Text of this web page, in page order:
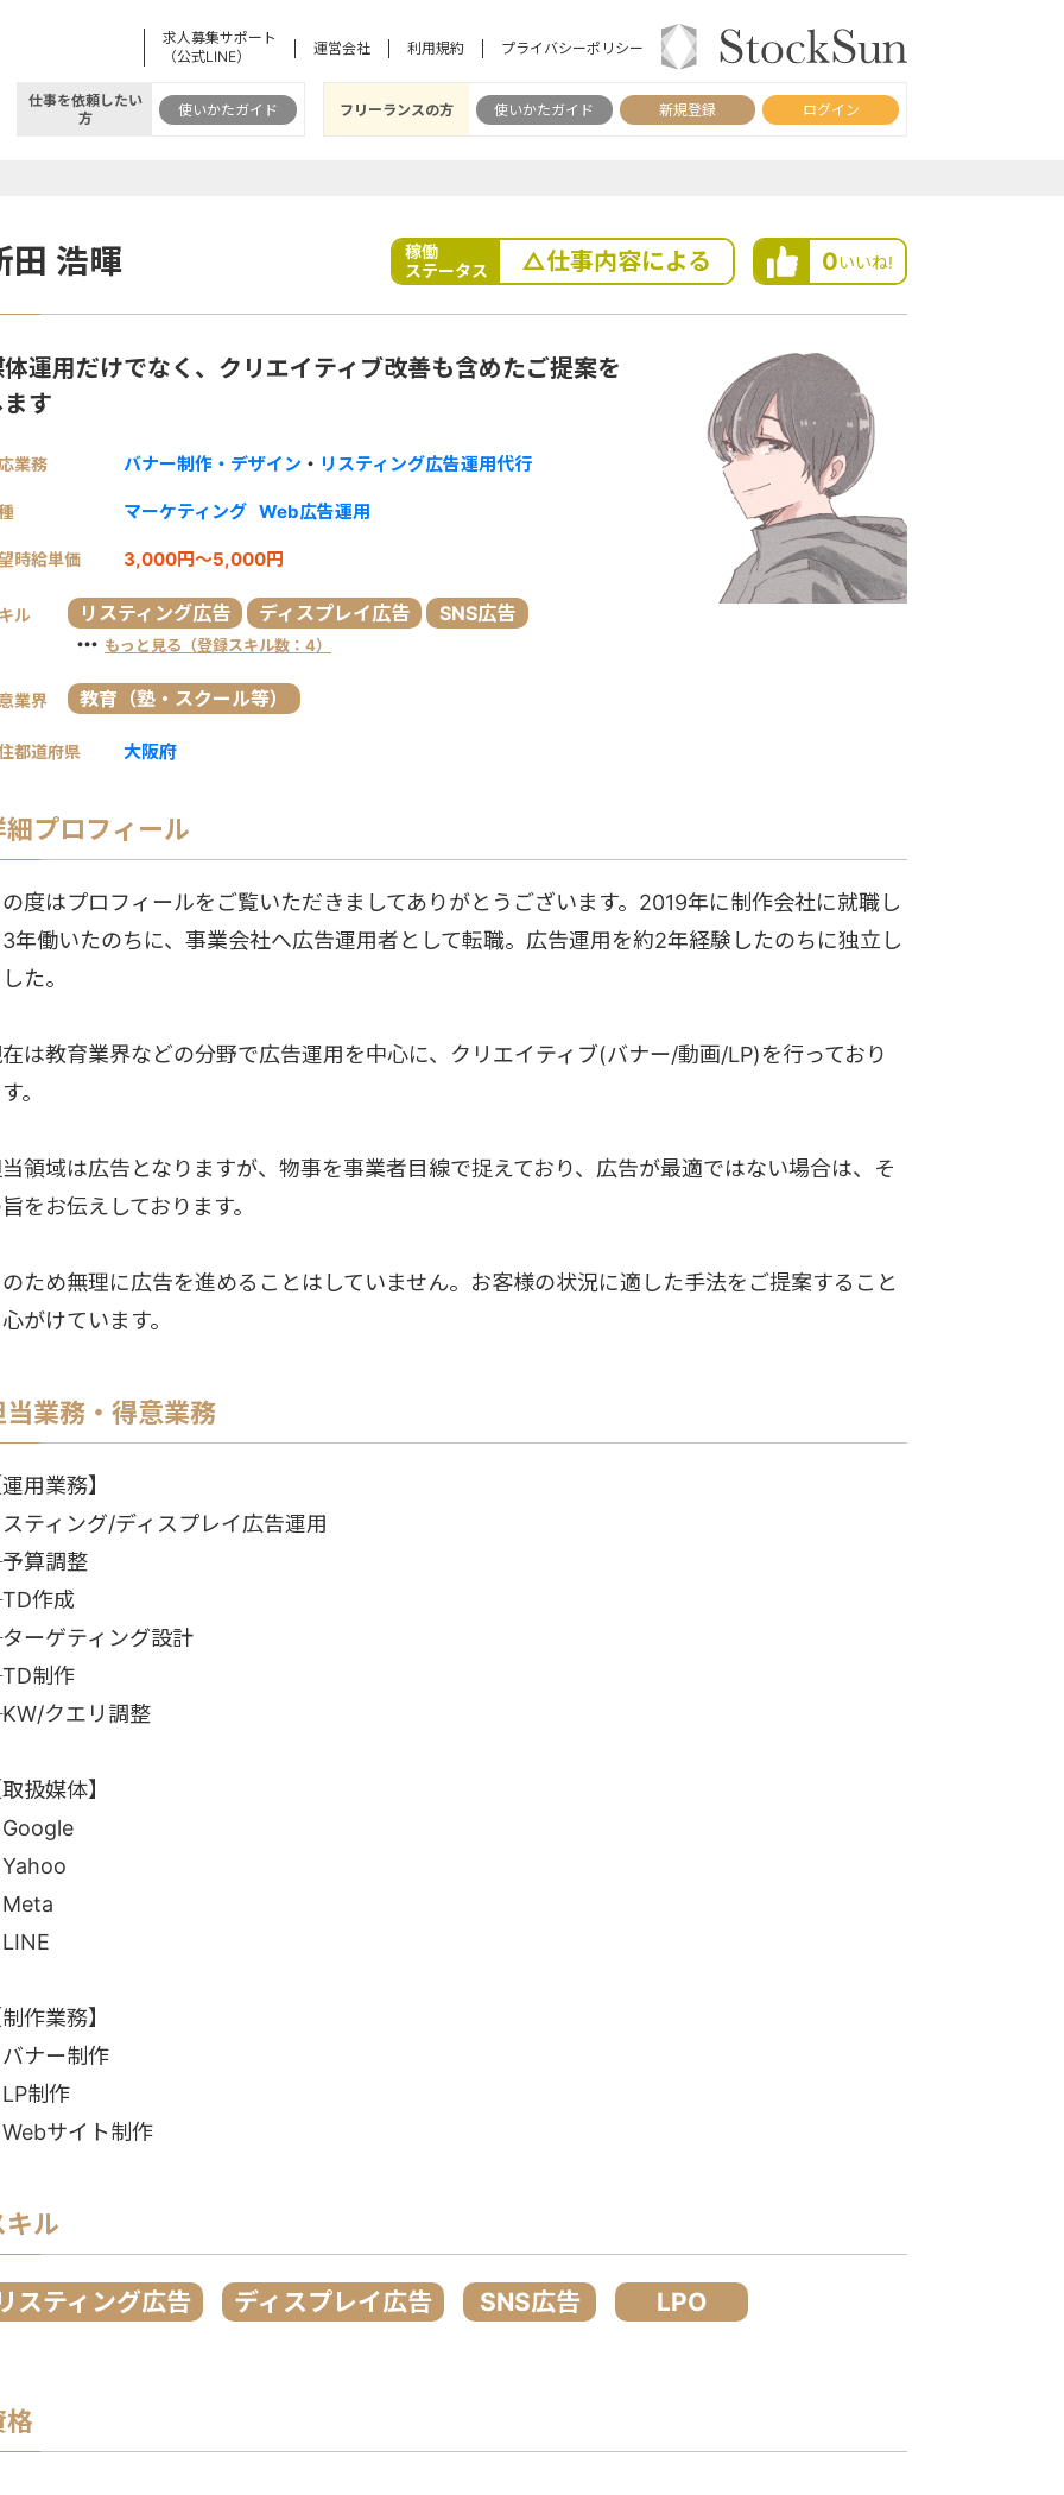
求人募集サポート
（公式LINE）
運営会社 利用規約 プライバシーポリシー
仕事を依頼したい
方
使いかたガイド フリーランスの方 使いかたガイド 新規登録 ログイン
田 浩暉
稼働
ステータス
△仕事内容による 0いいね!
運用だけでなく、クリエイティブ改善も含めたご提案を
す
業務 バナー制作・デザイン ・ リスティング広告運用代行
マーケティング Web広告運用
時給単価 3,000円～5,000円
ル リスティング広告 ディスプレイ広告 SNS広告
・・・ もっと見る（登録スキル数：4）
業界 教育（塾・スクール等）
都道府県 大阪府
細プロフィール
度はプロフィールをご覧いただきましてありがとうございます。2019年に制作会社に就職し
年働いたのちに、事業会社へ広告運用者として転職。広告運用を約2年経験したのちに独立し
た。
は教育業界などの分野で広告運用を中心に、クリエイティブ(バナー/動画/LP)を行っており
。
領域は広告となりますが、物事を事業者目線で捉えており、広告が最適ではない場合は、そ
をお伝えしております。
ため無理に広告を進めることはしていません。お客様の状況に適した手法をご提案すること
がけています。
当業務・得意業務
用業務】
ティング/ディスプレイ広告運用
算調整
作成
ーゲティング設計
制作
クエリ調整
扱媒体】
作業務】
ナー制作
制作
サイト制作
キル
スティング広告 ディスプレイ広告 SNS広告 LPO
格